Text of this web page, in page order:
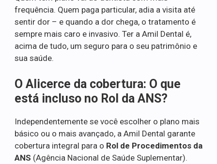
frequência. Quem paga particular, adia a visita até
sentir dor – e quando a dor chega, o tratamento é
sempre mais caro e invasivo. Ter a Amil Dental é,
acima de tudo, um seguro para o seu patrimônio e
sua saúde.
O Alicerce da cobertura: O que
está incluso no Rol da ANS?
Independentemente se você escolher o plano mais
básico ou o mais avançado, a Amil Dental garante
cobertura integral para o Rol de Procedimentos da
ANS (Agência Nacional de Saúde Suplementar).